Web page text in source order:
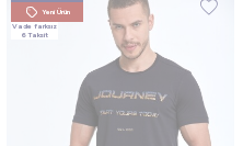
Yeni Ürün
Vade farksız
6 Taksit